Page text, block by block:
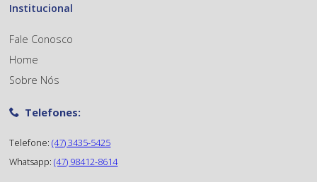
Institucional
Fale Conosco
Home
Sobre Nós
Telefones:
Telefone:(47) 3435-5425
Whatsapp:(47) 98412-8614